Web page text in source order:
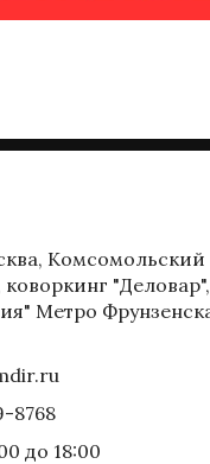
Комсомольский
коворкинг
Метро
8768
до 18:00